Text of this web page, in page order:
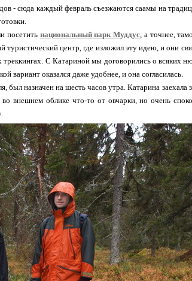
- сюда каждый февраль съезжаются саамы на
посетить национальный парк Муддус, а точнее,
туристический центр, где изложил эту идею, и они
треккингах. С Катариной мы договорились о всяких
вариант оказался даже удобнее, и она согласилась.
был назначен на шесть часов утра. Катарина
внешнем облике что-то от овчарки, но очень